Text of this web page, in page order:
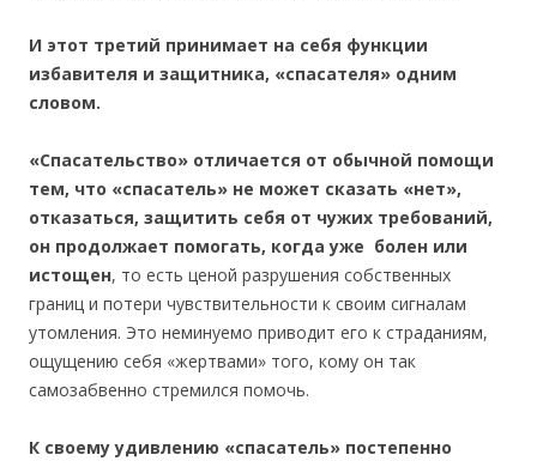
И этот третий принимает на себя функции
избавителя и защитника, «спасателя» одним
словом.
«Спасательство» отличается от обычной помощи
тем, что «спасатель» не может сказать «нет»,
отказаться, защитить себя от чужих требований,
он продолжает помогать, когда уже болен или
истощен, то есть ценой разрушения собственных
границ и потери чувствительности к своим сигналам
утомления. Это неминуемо приводит его к страданиям,
ощущению себя «жертвами» того, кому он так
самозабвенно стремился помочь.
К своему удивлению «спасатель» постепенно